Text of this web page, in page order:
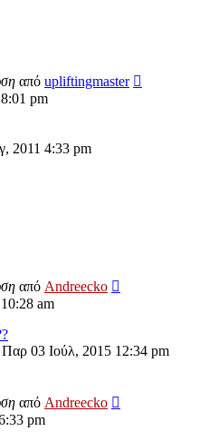
από upliftingmaster
pm
2011 4:33 pm
από Andreecko
am
Παρ 03 Ιούλ, 2015 12:34 pm
από Andreecko
pm